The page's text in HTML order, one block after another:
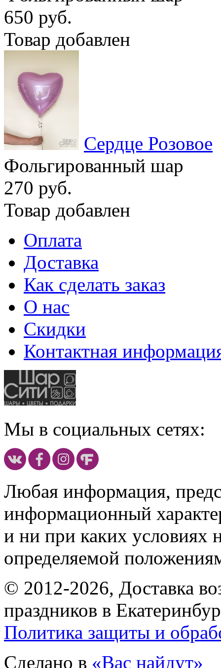
650 руб.
Товар добавлен
Сердце Розовое
Фольгированный шар
270 руб.
Товар добавлен
Оплата
Доставка
Как сделать заказ
О нас
Скидки
Контактная
Мы в социальных сетях:
Любая информация,
информационный
и ни при каких условиях
определяемой
© 2012-2026, Доставка
праздников в
Политика защиты и
Сделано в «Вас найдут»